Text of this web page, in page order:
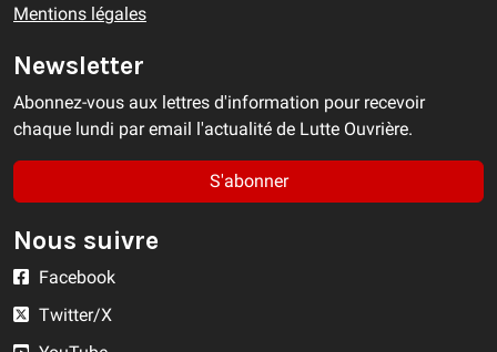
Mentions légales
Newsletter
Abonnez-vous aux lettres d'information pour recevoir
chaque lundi par email l'actualité de Lutte Ouvrière.
S'abonner
Nous suivre
Facebook
Twitter/X